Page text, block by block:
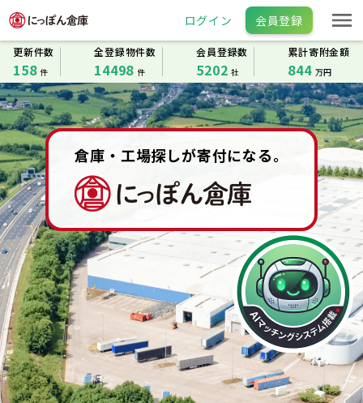
ログイン 会員登録
更新件数
158 件
全登録物件数
14498 件
会員登録数
5202 社
累計寄附金額
844 万円
倉庫・工場の「賃貸」「売買」物件検索サイト｜にっぽ
倉庫・工場探しが寄付になる。